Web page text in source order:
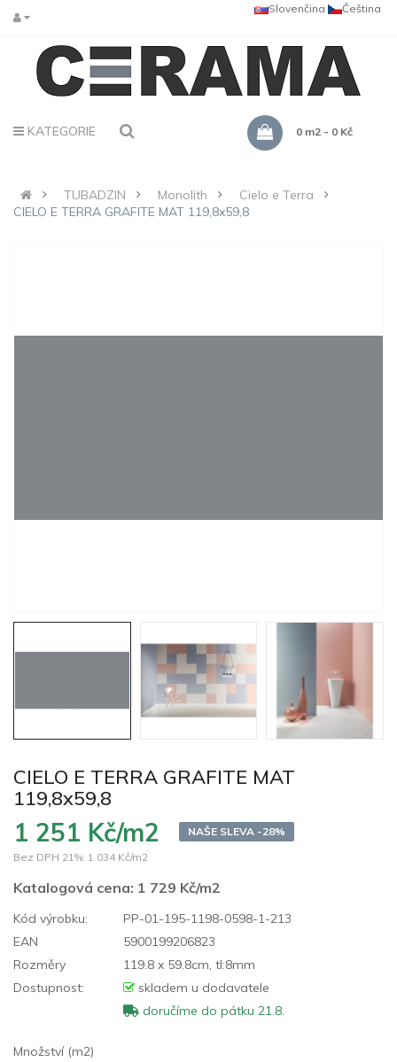
Čeština
Slovenčina
KATEGORIE 0 m2 - 0 Kč
TUBADZIN Monolith
Cielo e Terra
CIELO E TERRA GRAFITE MAT 119,8x59,8
CIELO E TERRA GRAFITE MAT
119,8x59,8
1 251 Kč/m2
NAŠE SLEVA -28%
Bez DPH 21%: 1 034 Kč/m2
Katalogová cena: 1 729 Kč/m2
Kód výrobku:
PP-01-195-1198-0598-1-213
EAN
5900199206823
Rozměry
119.8 x 59.8cm, tl:8mm
Dostupnost:
skladem u dodavatele
doručíme do pátku 21.8.
Množství (m2)